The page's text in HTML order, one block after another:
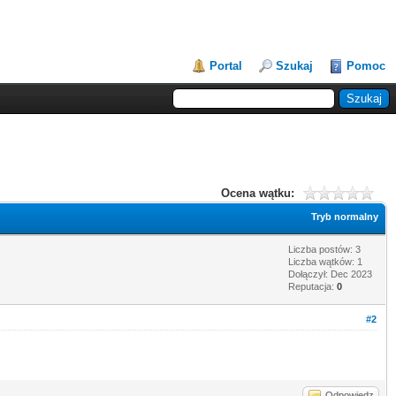
Portal Szukaj Pomoc
Ocena wątku:
Tryb normalny
Liczba postów: 3
Liczba wątków: 1
Dołączył: Dec 2023
Reputacja: 0
#2